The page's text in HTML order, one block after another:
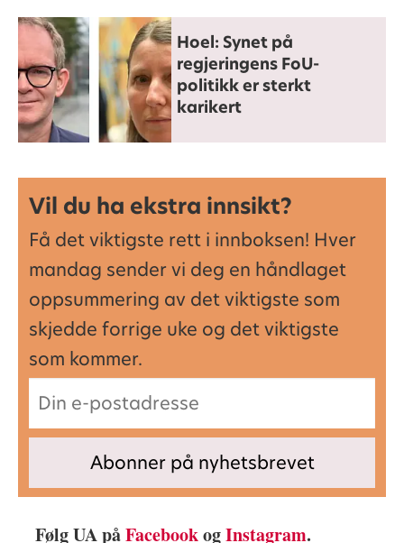
Hoel: Synet på
regjeringens FoU-
politikk er sterkt
karikert
Vil du ha ekstra innsikt?
Få det viktigste rett i innboksen! Hver
mandag sender vi deg en håndlaget
oppsummering av det viktigste som
skjedde forrige uke og det viktigste
som kommer.
Følg UA påFacebookogInstagram.